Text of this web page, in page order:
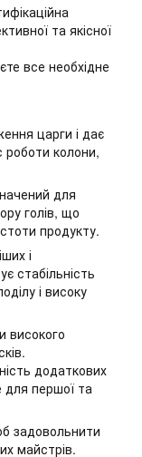
та якісної
все необхідне
царги і дає
роботи колони,
для
голів, що
продукту.
і
стабільність
і високу
високого
додаткових
для першої та
задовольнити
майстрів.